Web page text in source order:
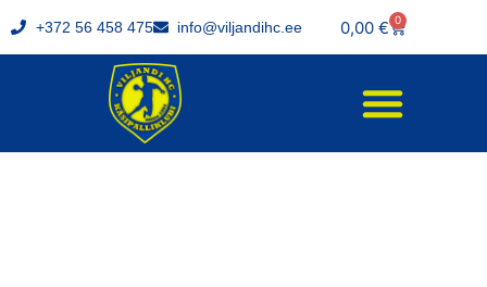
+372 56 458 475 info@viljandihc.ee 0,00 € 0